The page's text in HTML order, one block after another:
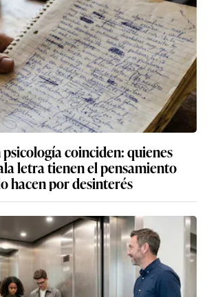
coinciden: quienes
letra tienen el pensamiento
hacen por desinterés